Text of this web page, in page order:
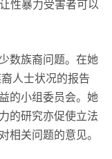
性暴力受害者可以
数族裔问题。在她
人士状况的报告
的小组委员会。她
的研究亦促使立法
相关问题的意见。